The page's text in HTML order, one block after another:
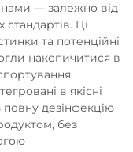
— залежно від
Ці
та потенційні
накопичитися в
в якісні
дезінфекцію
без